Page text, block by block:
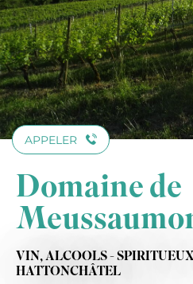
APPELER
Domaine de
VIN,ALCOOLS -
HATTONCHÂTEL